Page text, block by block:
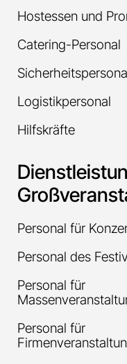
Hostessen und
Catering-Personal
Logistikpersonal
Hilfskräfte
Personal für
Personal des
Personal für
Personal für